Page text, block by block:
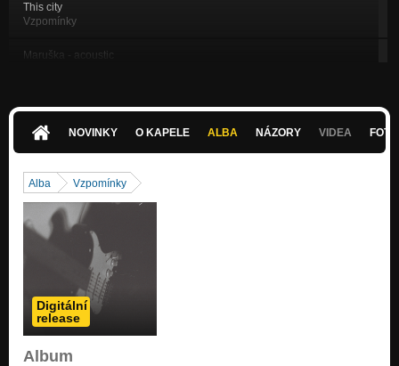
This city
Vzpomínky
Maruška - acoustic
Vod podlahy
Strašný tábor
Scout's not dead
Scout's not dead
Vyhlásíme válku válce
Scout's not dead
Scout's not dead
NOVINKY O KAPELE ALBA NÁZORY VIDEA
Alba Vzpomínky
Digitální
release
Album